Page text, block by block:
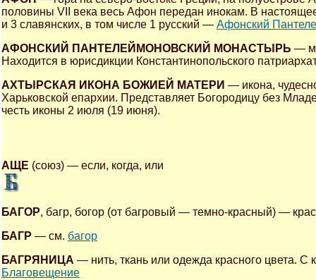
половины VII века весь Афон передан инокам. В
и 3 славянских, в том числе 1 русский — Афонский
АФОНСКИЙ ПАНТЕЛЕЙМОНОВСКИЙ МОНАСТЫРЬ —
Находится в юрисдикции Константинопольского
АХТЫРСКАЯ ИКОНА БОЖИЕЙ МАТЕРИ — икона,
Харьковской епархии. Представляет Богородицу без
честь иконы 2 июля (19 июня).
АЩЕ (союз) — если, когда, или
БАГОР, багр, богор (от багровый — темно-красный) —
БАГР — см. багор
БАГРЯНИЦА — нить, ткань или одежда красного цвета.
Благовещение